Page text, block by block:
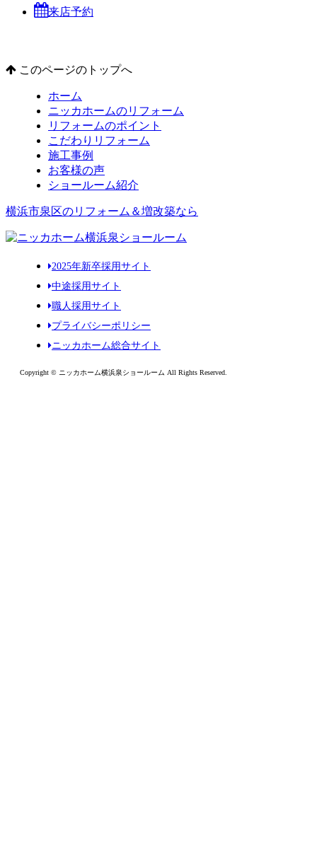
来店予約
このページのトップへ
ホーム
ニッカホームのリフォーム
リフォームのポイント
こだわりリフォーム
施工事例
お客様の声
ショールーム紹介
横浜市泉区のリフォーム＆増改築なら
2025年新卒採用サイト
中途採用サイト
職人採用サイト
プライバシーポリシー
ニッカホーム総合サイト
Copyright © ニッカホーム横浜泉ショールーム All Rights Reserved.